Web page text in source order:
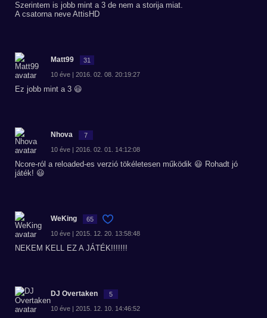
Szerintem is jobb mint a 3 de nem a storija miat.
A csatorna neve AttisHD
Matt99 31
10 éve | 2016. 02. 08. 20:19:27
Ez jobb mint a 3 😃
Nhova 7
10 éve | 2016. 02. 01. 14:12:08
Ncore-ról a reloaded-es verzió tökéletesen működik 😃 Rohadt jó
játék! 😃
WeKing 65
10 éve | 2015. 12. 20. 13:58:48
NEKEM KELL EZ A JÁTÉK!!!!!!!
DJ Overtaken 5
10 éve | 2015. 12. 10. 14:46:52